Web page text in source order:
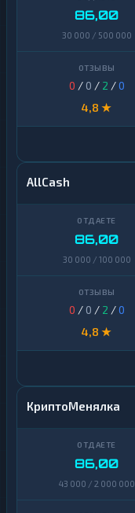
86,00
30 000 / 500 000
0 / 0 / 2 /0
4,8 ★
AllCash
86,00
30 000 / 100 000
0 / 0 / 2 /0
4,8 ★
КриптоМенялка
86,00
43 000 / 2 000 000